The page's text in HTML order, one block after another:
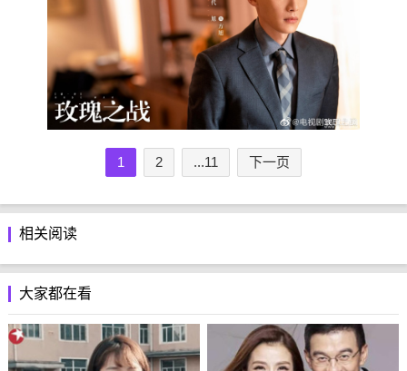
1 2 ...11 下一页
相关阅读
大家都在看